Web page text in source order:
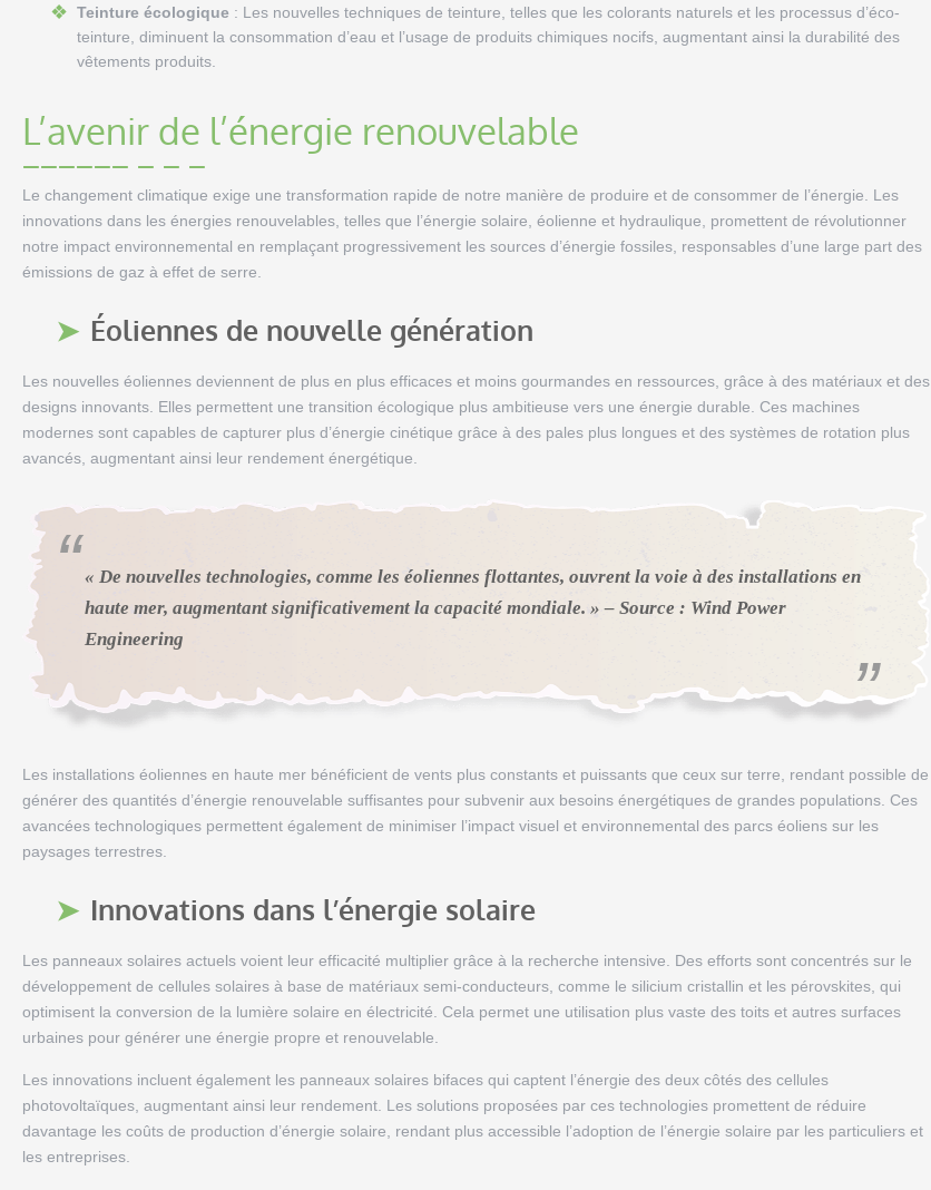
Teinture écologique : Les nouvelles techniques de teinture, telles que les colorants naturels et les processus d’éco-
teinture, diminuent la consommation d’eau et l’usage de produits chimiques nocifs, augmentant ainsi la durabilité des
vêtements produits.
L’avenir de l’énergie renouvelable
Le changement climatique exige une transformation rapide de notre manière de produire et de consommer de l’énergie. Les
innovations dans les énergies renouvelables, telles que l’énergie solaire, éolienne et hydraulique, promettent de révolutionner
notre impact environnemental en remplaçant progressivement les sources d’énergie fossiles, responsables d’une large part des
émissions de gaz à effet de serre.
Éoliennes de nouvelle génération
Les nouvelles éoliennes deviennent de plus en plus efficaces et moins gourmandes en ressources, grâce à des matériaux et des
designs innovants. Elles permettent une transition écologique plus ambitieuse vers une énergie durable. Ces machines
modernes sont capables de capturer plus d’énergie cinétique grâce à des pales plus longues et des systèmes de rotation plus
avancés, augmentant ainsi leur rendement énergétique.
« De nouvelles technologies, comme les éoliennes flottantes, ouvrent la voie à des installations en
haute mer, augmentant significativement la capacité mondiale. » – Source : Wind Power
Engineering
Les installations éoliennes en haute mer bénéficient de vents plus constants et puissants que ceux sur terre, rendant possible de
générer des quantités d’énergie renouvelable suffisantes pour subvenir aux besoins énergétiques de grandes populations. Ces
avancées technologiques permettent également de minimiser l’impact visuel et environnemental des parcs éoliens sur les
paysages terrestres.
Innovations dans l’énergie solaire
Les panneaux solaires actuels voient leur efficacité multiplier grâce à la recherche intensive. Des efforts sont concentrés sur le
développement de cellules solaires à base de matériaux semi-conducteurs, comme le silicium cristallin et les pérovskites, qui
optimisent la conversion de la lumière solaire en électricité. Cela permet une utilisation plus vaste des toits et autres surfaces
urbaines pour générer une énergie propre et renouvelable.
Les innovations incluent également les panneaux solaires bifaces qui captent l’énergie des deux côtés des cellules
photovoltaïques, augmentant ainsi leur rendement. Les solutions proposées par ces technologies promettent de réduire
davantage les coûts de production d’énergie solaire, rendant plus accessible l’adoption de l’énergie solaire par les particuliers et
les entreprises.